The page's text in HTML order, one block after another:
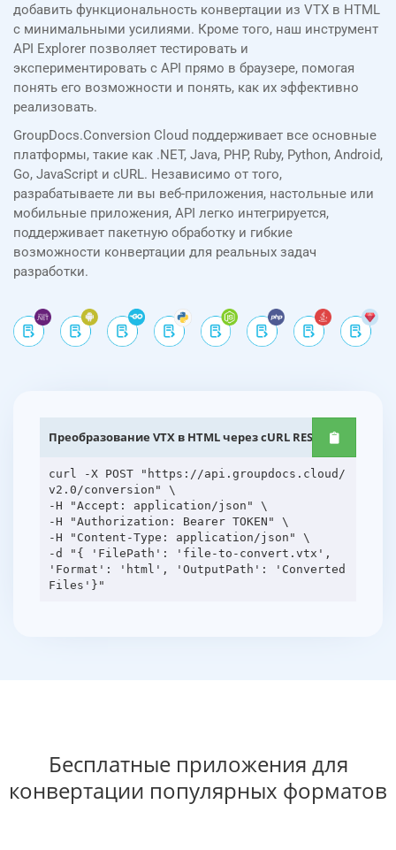
добавить функциональность конвертации из VTX в HTML
с минимальными усилиями. Кроме того, наш инструмент
API Explorer позволяет тестировать и
экспериментировать с API прямо в браузере, помогая
понять его возможности и понять, как их эффективно
реализовать.
GroupDocs.Conversion Cloud поддерживает все основные
платформы, такие как .NET, Java, PHP, Ruby, Python, Android,
Go, JavaScript и cURL. Независимо от того,
разрабатываете ли вы веб-приложения, настольные или
мобильные приложения, API легко интегрируется,
поддерживает пакетную обработку и гибкие
возможности конвертации для реальных задач
разработки.
Преобразование VTX в HTML через cURL REST API
curl -X POST "https://api.groupdocs.cloud/
v2.0/conversion" \
-H "Accept: application/json" \
-H "Authorization: Bearer TOKEN" \
-H "Content-Type: application/json" \
-d "{ 'FilePath': 'file-to-convert.vtx',
'Format': 'html', 'OutputPath': 'Converted
Бесплатные приложения для
конвертации популярных форматов